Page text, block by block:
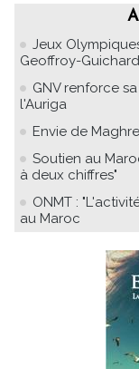
Jeux
Geoffroy-Guichard
GNV renforce
l'Auriga
Envie de
Soutien au
à deux chiffres"
ONMT :
au Maroc